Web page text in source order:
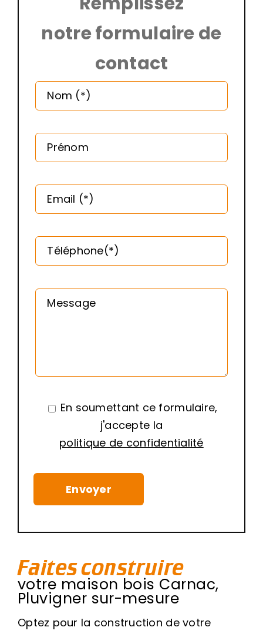
notre formulaire de
contact
Nom (*)
Prénom
Email (*)
Téléphone(*)
Message
En soumettant ce formulaire,
j'accepte la
politique de confidentialité
Faites construire
votre maison bois Carnac,
Pluvigner sur-mesure
Optez pour la construction de votre